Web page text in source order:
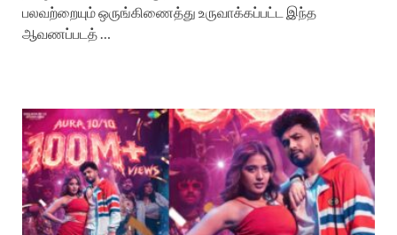
பலவற்றையும் ஒருங்கிணைத்து உருவாக்கப்பட்ட இந்த
ஆவணப்படத் …